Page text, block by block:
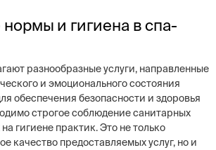
и гигиена в спа-
разнообразные услуги, направленные
и эмоционального состояния
обеспечения безопасности и здоровья
строгое соблюдение санитарных
гигиене практик. Это не только
качество предоставляемых услуг, но и